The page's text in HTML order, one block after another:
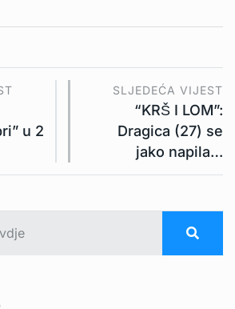
u 2
SLJEDEĆA VIJEST
“KRŠ I LOM”:
Dragica (27) se
jako napila…